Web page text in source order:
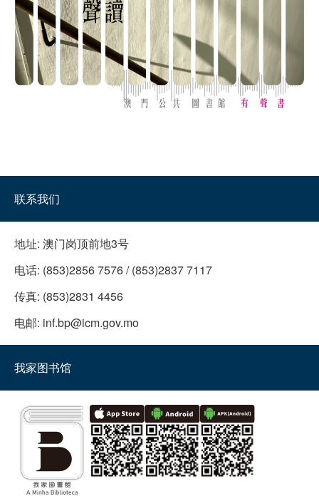
联系我们
地址: 澳门岗顶前地3号
电话: (853)2856 7576 / (853)2837 7117
传真: (853)2831 4456
电邮: inf.bp@icm.gov.mo
我家图书馆